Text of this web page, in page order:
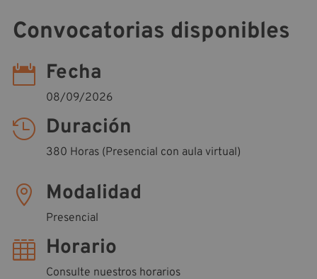
Convocatorias disponibles
 Fecha
08/09/2026
 Duración
380 Horas (Presencial con aula virtual)
 Modalidad
Presencial
 Horario
Consulte nuestros horarios